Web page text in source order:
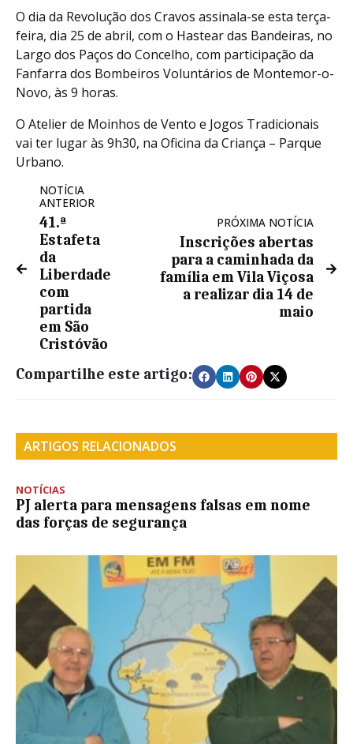
O dia da Revolução dos Cravos assinala-se esta terça-
feira, dia 25 de abril, com o Hastear das Bandeiras, no
Largo dos Paços do Concelho, com participação da
Fanfarra dos Bombeiros Voluntários de Montemor-o-
Novo, às 9 horas.
O Atelier de Moinhos de Vento e Jogos Tradicionais
vai ter lugar às 9h30, na Oficina da Criança – Parque
Urbano.
NOTÍCIA
ANTERIOR
41.ª
Estafeta
da
Liberdade
com
partida
em São
Cristóvão
PRÓXIMA NOTÍCIA
Inscrições abertas
para a caminhada da
família em Vila Viçosa
a realizar dia 14 de
maio
Compartilhe este artigo:
ARTIGOS RELACIONADOS
NOTÍCIAS
PJ alerta para mensagens falsas em nome
das forças de segurança